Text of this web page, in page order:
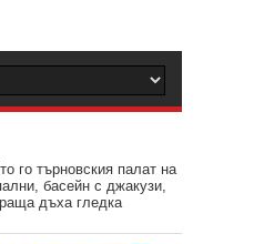
го търновския палат на
басейн с джакузи,
дъха гледка